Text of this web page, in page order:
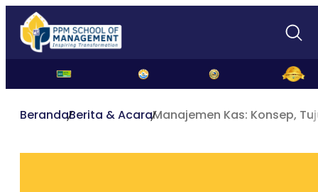
BerandaBerita & AcaraManajemen Kas: Konsep,